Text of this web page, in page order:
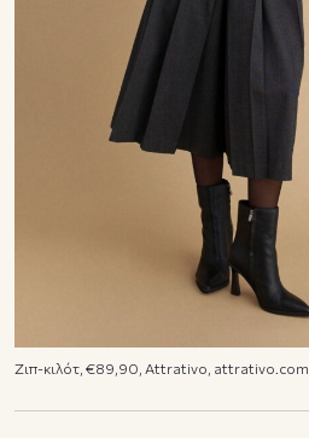
Ζιπ-κιλότ, €89,90, Attrativo, attrativo.com